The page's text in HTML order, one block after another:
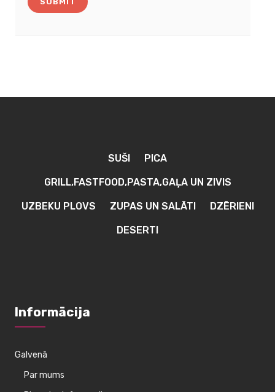
SUŠI PICA
GRILL,FASTFOOD,PASTA,GAĻA UN ZIVIS
UZBEKU PLOVS ZUPAS UN SALĀTI DZĒRIENI
DESERTI
Informācija
Galvenā
Par mums